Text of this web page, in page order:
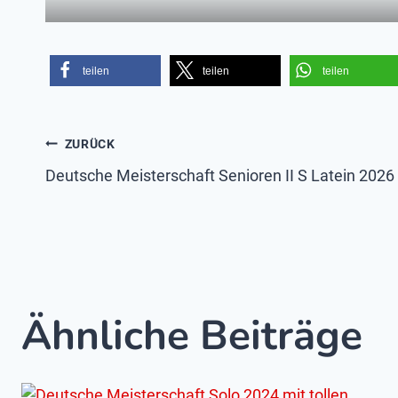
teilen teilen teilen
Beitragsnavigation
ZURÜCK
Deutsche Meisterschaft Senioren II S Latein 2026
Ähnliche Beiträge